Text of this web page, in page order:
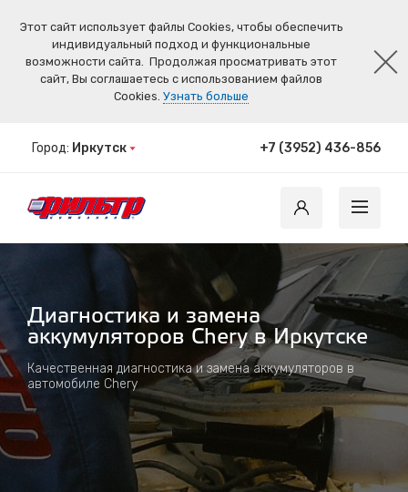
Этот сайт использует файлы Cookies, чтобы обеспечить
индивидуальный подход и функциональные
возможности сайта. Продолжая просматривать этот
сайт, Вы соглашаетесь с использованием файлов
Cookies. Узнать больше
Город: Иркутск +7 (3952) 436-856
Диагностика и замена
аккумуляторов Chery в Иркутске
Качественная диагностика и замена аккумуляторов в
автомобиле Chery